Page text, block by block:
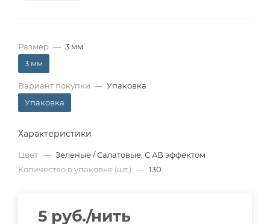
Размер — 3 мм
3 мм
Вариант покупки — Упаковка
Упаковка
Характеристики
Цвет — Зеленые / Салатовые, С AB эффектом
Количество в упаковке (шт.) — 130
5 руб./нить